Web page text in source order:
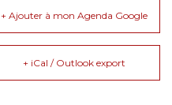
+ Ajouter à mon Agenda Google
+ iCal / Outlook export